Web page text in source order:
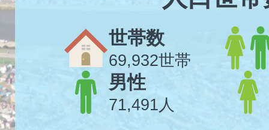
世帯数
69,932世帯
男性
71,491人